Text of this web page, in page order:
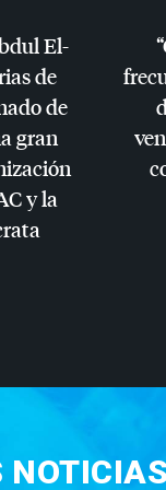
El-
de
de
gran
y la